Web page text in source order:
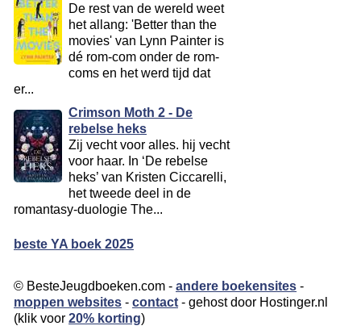
De rest van de wereld weet
het allang: 'Better than the
movies' van Lynn Painter is
dé rom-com onder de rom-
coms en het werd tijd dat
er...
Crimson Moth 2 - De
rebelse heks
Zij vecht voor alles. hij vecht
voor haar. In ‘De rebelse
heks’ van Kristen Ciccarelli,
het tweede deel in de
romantasy-duologie The...
beste YA boek 2025
© BesteJeugdboeken.com - andere boekensites -
moppen websites - contact - gehost door Hostinger.nl
(klik voor 20% korting)